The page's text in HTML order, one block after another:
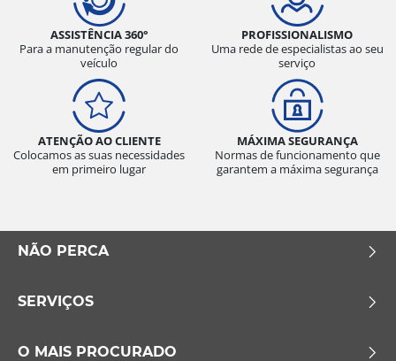
ASSISTÊNCIA 360°
Para a manutenção regular do
veículo
PROFISSIONALISMO
Uma rede de especialistas ao seu
serviço
ATENÇÃO AO CLIENTE
Colocamos as suas necessidades
em primeiro lugar
MÁXIMA SEGURANÇA
Normas de funcionamento que
garantem a máxima segurança
NÃO PERCA
SERVIÇOS
O MAIS PROCURADO